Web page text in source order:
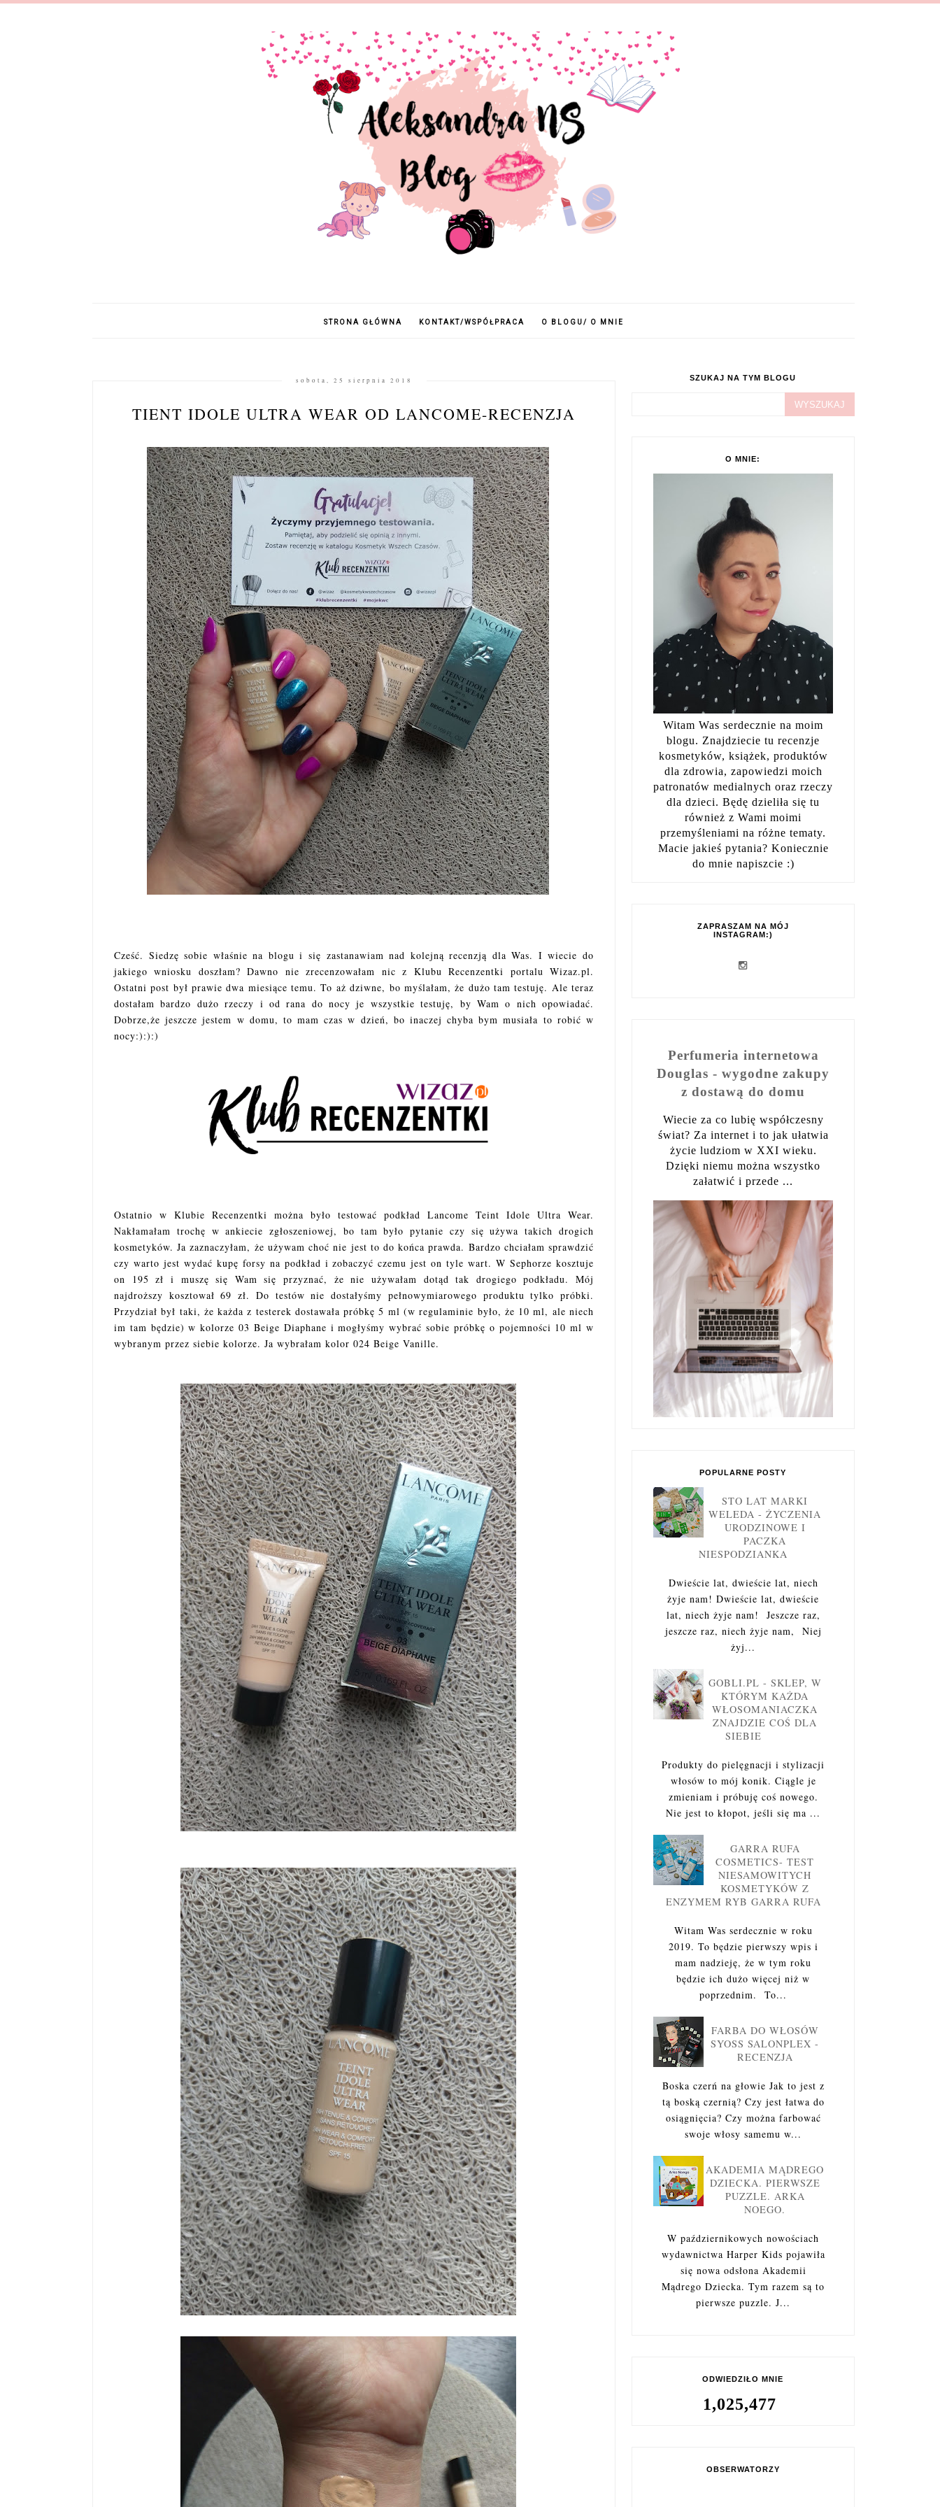
STRONA GŁÓWNA KONTAKT/WSPÓŁPRACA O BLOGU/ O MNIE
sobota, 25 sierpnia 2018
TIENT IDOLE ULTRA WEAR OD LANCOME-RECENZJA
Cześć. Siedzę sobie właśnie na blogu i się zastanawiam nad kolejną recenzją dla Was. I wiecie do
jakiego wniosku doszłam? Dawno nie zrecenzowałam nic z Klubu Recenzentki portalu Wizaz.pl.
Ostatni post był prawie dwa miesiące temu. To aż dziwne, bo myślałam, że dużo tam testuję. Ale teraz
dostałam bardzo dużo rzeczy i od rana do nocy je wszystkie testuję, by Wam o nich opowiadać.
Dobrze,że jeszcze jestem w domu, to mam czas w dzień, bo inaczej chyba bym musiała to robić w
nocy:):):)
Ostatnio w Klubie Recenzentki można było testować podkład Lancome Teint Idole Ultra Wear.
Nakłamałam trochę w ankiecie zgłoszeniowej, bo tam było pytanie czy się używa takich drogich
kosmetyków. Ja zaznaczyłam, że używam choć nie jest to do końca prawda. Bardzo chciałam sprawdzić
czy warto jest wydać kupę forsy na podkład i zobaczyć czemu jest on tyle wart. W Sephorze kosztuje
on 195 zł i muszę się Wam się przyznać, że nie używałam dotąd tak drogiego podkładu. Mój
najdroższy kosztował 69 zł. Do testów nie dostałyśmy pełnowymiarowego produktu tylko próbki.
Przydział był taki, że każda z testerek dostawała próbkę 5 ml (w regulaminie było, że 10 ml, ale niech
im tam będzie) w kolorze 03 Beige Diaphane i mogłyśmy wybrać sobie próbkę o pojemności 10 ml w
wybranym przez siebie kolorze. Ja wybrałam kolor 024 Beige Vanille.
SZUKAJ NA TYM BLOGU
O MNIE:
Witam Was serdecznie na moim
blogu. Znajdziecie tu recenzje
kosmetyków, książek, produktów
dla zdrowia, zapowiedzi moich
patronatów medialnych oraz rzeczy
dla dzieci. Będę dzieliła się tu
również z Wami moimi
przemyśleniami na różne tematy.
Macie jakieś pytania? Koniecznie
do mnie napiszcie :)
ZAPRASZAM NA MÓJ
INSTAGRAM:)
Perfumeria internetowa
Douglas - wygodne zakupy
z dostawą do domu
Wiecie za co lubię współczesny
świat? Za internet i to jak ułatwia
życie ludziom w XXI wieku.
Dzięki niemu można wszystko
załatwić i przede ...
POPULARNE POSTY
STO LAT MARKI
WELEDA - ŻYCZENIA
URODZINOWE I
PACZKA
NIESPODZIANKA
Dwieście lat, dwieście lat, niech
żyje nam! Dwieście lat, dwieście
lat, niech żyje nam! Jeszcze raz,
jeszcze raz, niech żyje nam, Niej
żyj...
GOBLI.PL - SKLEP, W
KTÓRYM KAŻDA
WŁOSOMANIACZKA
ZNAJDZIE COŚ DLA
SIEBIE
Produkty do pielęgnacji i stylizacji
włosów to mój konik. Ciągle je
zmieniam i próbuję coś nowego.
Nie jest to kłopot, jeśli się ma ...
GARRA RUFA
COSMETICS- TEST
NIESAMOWITYCH
KOSMETYKÓW Z
ENZYMEM RYB GARRA RUFA
Witam Was serdecznie w roku
2019. To będzie pierwszy wpis i
mam nadzieję, że w tym roku
będzie ich dużo więcej niż w
poprzednim. To...
FARBA DO WŁOSÓW
SYOSS SALONPLEX -
RECENZJA
Boska czerń na głowie Jak to jest z
tą boską czernią? Czy jest łatwa do
osiągnięcia? Czy można farbować
swoje włosy samemu w...
AKADEMIA MĄDREGO
DZIECKA. PIERWSZE
PUZZLE. ARKA
NOEGO.
W październikowych nowościach
wydawnictwa Harper Kids pojawiła
się nowa odsłona Akademii
Mądrego Dziecka. Tym razem są to
pierwsze puzzle. J...
ODWIEDZIŁO MNIE
1,025,477
OBSERWATORZY